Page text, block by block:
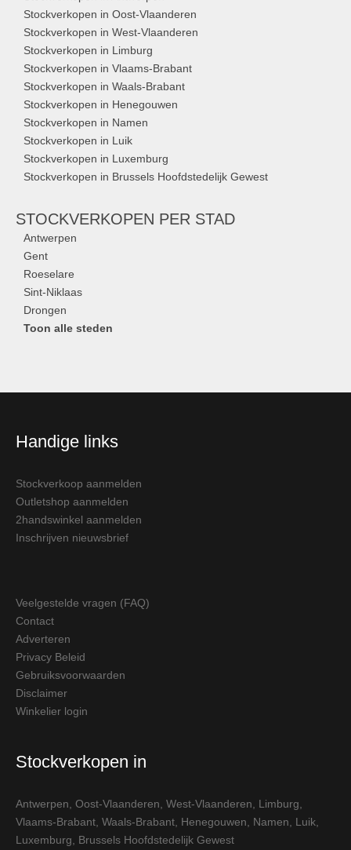
Stockverkopen in Oost-Vlaanderen
Stockverkopen in West-Vlaanderen
Stockverkopen in Limburg
Stockverkopen in Vlaams-Brabant
Stockverkopen in Waals-Brabant
Stockverkopen in Henegouwen
Stockverkopen in Namen
Stockverkopen in Luik
Stockverkopen in Luxemburg
Stockverkopen in Brussels Hoofdstedelijk Gewest
STOCKVERKOPEN PER STAD
Antwerpen
Gent
Roeselare
Sint-Niklaas
Drongen
Toon alle steden
Handige links
Stockverkoop aanmelden
Outletshop aanmelden
2handswinkel aanmelden
Inschrijven nieuwsbrief
Veelgestelde vragen (FAQ)
Contact
Adverteren
Privacy Beleid
Gebruiksvoorwaarden
Disclaimer
Winkelier login
Stockverkopen in
Antwerpen Oost-Vlaanderen West-Vlaanderen Limburg
Vlaams-Brabant Waals-Brabant Henegouwen Namen Luik
Luxemburg
Brussels Hoofdstedelijk Gewest